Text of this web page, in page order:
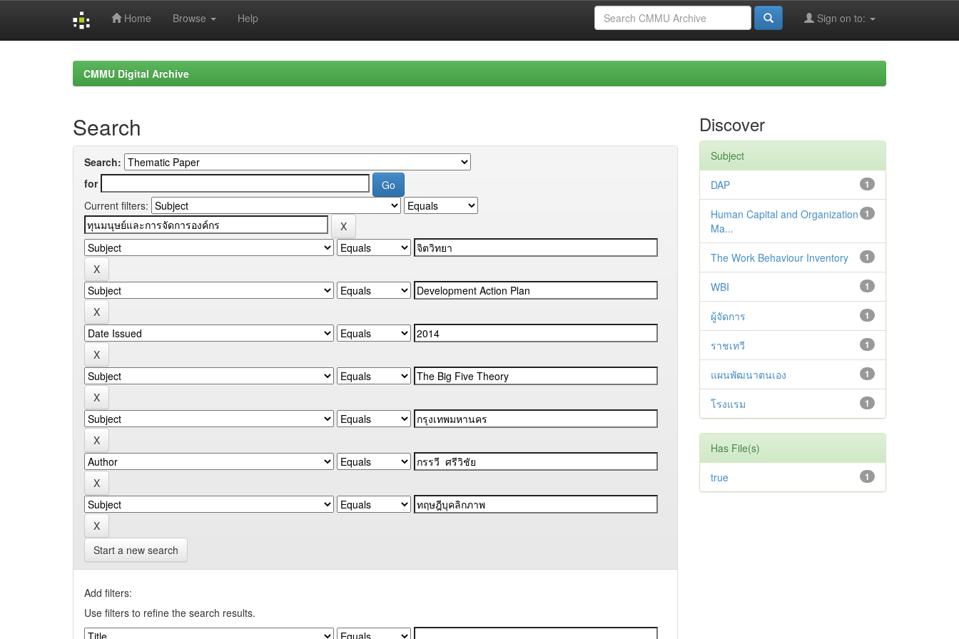
Home Browse Help Sign on to:
CMMU Digital Archive
Search
Search:
for
Current filters:
Start a new search
Add filters:
Use filters to refine the search results.
Discover
Subject
1
DAP
1
Human Capital and Organization
Ma...
1
The Work Behaviour Inventory
1
WBI
1
ผู้จัดการ
1
ราชเทวี
1
แผนพัฒนาตนเอง
1
โรงแรม
Has File(s)
1
true